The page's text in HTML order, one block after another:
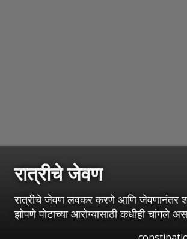
रात्रीचे जेवण
रात्रीचे जेवण लवकर करणे आणि जेवणानंतर
झोपणे पोटाच्या आरोग्यासाठी कधीही चांगले